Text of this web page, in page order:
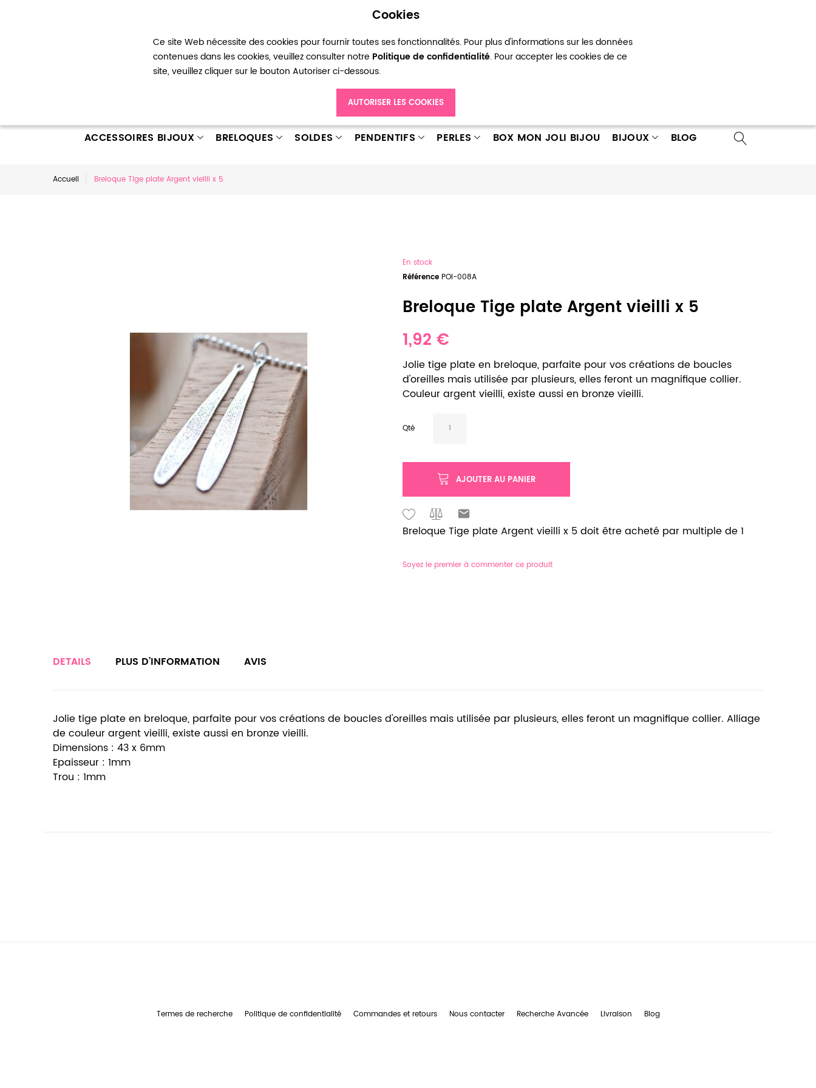
Cookies
Ce site Web nécessite des cookies pour fournir toutes ses fonctionnalités. Pour plus d'informations sur les données
contenues dans les cookies, veuillez consulter notre Politique de confidentialité. Pour accepter les cookies de ce
site, veuillez cliquer sur le bouton Autoriser ci-dessous.
AUTORISER LES COOKIES
Mon compte Ma liste d’envies Connexion Créer un compte
ACCESSOIRES BIJOUX BRELOQUES SOLDES PENDENTIFS PERLES BOX MON JOLI BIJOU BIJOUX BLOG
Accueil Breloque Tige plate Argent vieilli x 5
En stock
Référence POI-008A
Breloque Tige plate Argent vieilli x 5
1,92 €
Jolie tige plate en breloque, parfaite pour vos créations de boucles
d'oreilles mais utilisée par plusieurs, elles feront un magnifique collier.
Couleur argent vieilli, existe aussi en bronze vieilli.
Qté
AJOUTER AU PANIER
Breloque Tige plate Argent vieilli x 5 doit être acheté par multiple de 1
Soyez le premier à commenter ce produit
DETAILS
Jolie tige plate en breloque, parfaite pour vos créations de boucles d'oreilles mais utilisée par plusieurs, elles feront un magnifique collier. Alliage
de couleur argent vieilli, existe aussi en bronze vieilli.
Dimensions : 43 x 6mm
Epaisseur : 1mm
Trou : 1mm
PLUS D’INFORMATION AVIS
Termes de recherche Politique de confidentialité Commandes et retours Nous contacter Recherche Avancée Livraison Blog